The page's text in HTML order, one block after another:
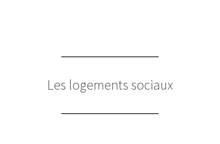
Les logements sociaux